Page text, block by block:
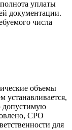
уплаты
документации.
числа
объемы
устанавливается,
допустимую
СРО
для